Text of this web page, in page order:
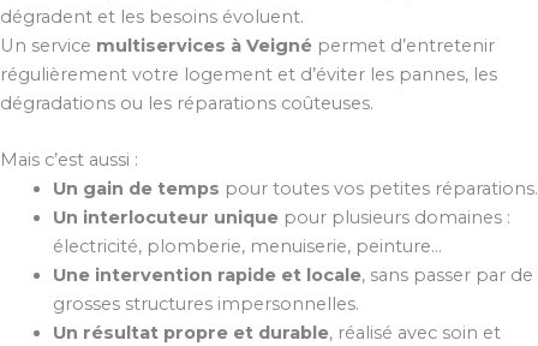
dégradent et les besoins évoluent.
Un service multiservices à Veigné permet d’entretenir
régulièrement votre logement et d’éviter les pannes, les
dégradations ou les réparations coûteuses.
Mais c’est aussi :
Un gain de temps pour toutes vos petites réparations.
Un interlocuteur uniquepour plusieurs domaines :
électricité, plomberie, menuiserie, peinture…
Une intervention rapide et locale, sans passer par de
grosses structures impersonnelles.
Un résultat propre et durable, réalisé avec soin et